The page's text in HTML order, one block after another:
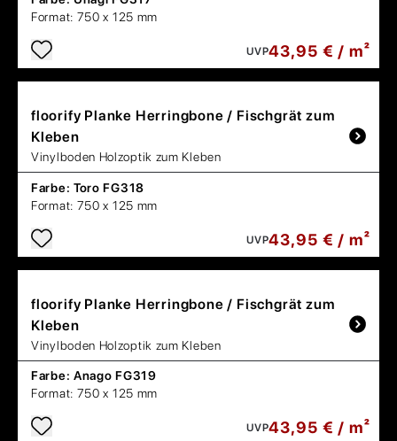
Format: 750 x 125 mm
UVP43,95 € / m²
floorify Planke Herringbone / Fischgrät zum
Kleben
Vinylboden Holzoptik zum Kleben
Farbe: Toro FG318
Format: 750 x 125 mm
UVP43,95 € / m²
floorify Planke Herringbone / Fischgrät zum
Kleben
Vinylboden Holzoptik zum Kleben
Farbe: Anago FG319
Format: 750 x 125 mm
UVP43,95 € / m²